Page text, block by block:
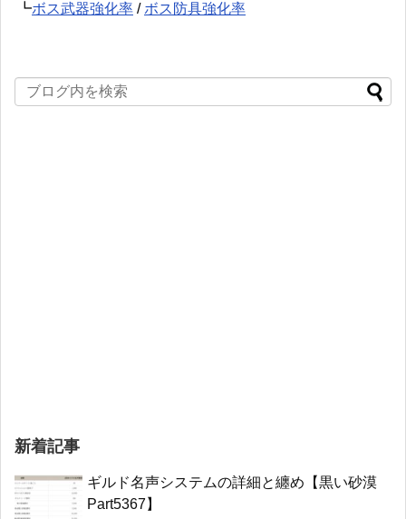
┗ボス武器強化率 / ボス防具強化率
新着記事
ギルド名声システムの詳細と纏め【黒い砂漠
Part5367】